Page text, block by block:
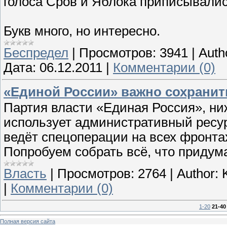
Букв много, но интересно.
Беспредел
Просмотров: 3941
Дата: 06.12.2011
Комментарии (0)
«Единой России» важно
Партия власти «Единая Россия»,
использует административный
ведёт спецоперации на всех
Попробуем собрать всё, что
Власть | Просмотров: 2764 | Author:
| Комментарии (0)
1-20 21-40
Полная версия сайта